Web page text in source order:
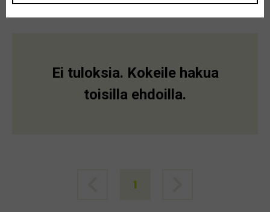
Ei tuloksia. Kokeile hakua
toisilla ehdoilla.
1